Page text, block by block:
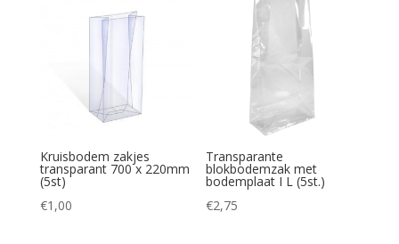
Kruisbodem zakjes
transparant 700 x 220mm
(5st)
€1,00
Transparante
blokbodemzak met
bodemplaat I L (5st.)
€2,75